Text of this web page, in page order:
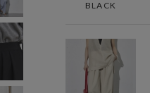
BLACK